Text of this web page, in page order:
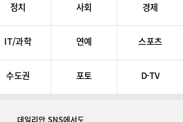
정치 사회 경제
IT/과학 연예 스포츠
수도권 포토 D-TV
데일리안 SNS에서도